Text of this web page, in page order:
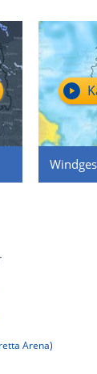
Arena)